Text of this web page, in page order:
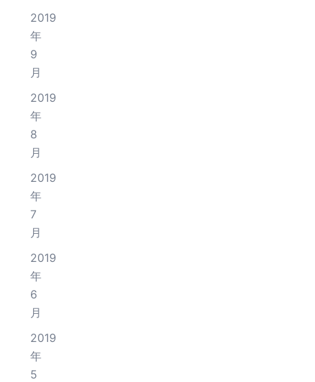
2019
年
9
月
2019
年
8
月
2019
年
7
月
2019
年
6
月
2019
年
5